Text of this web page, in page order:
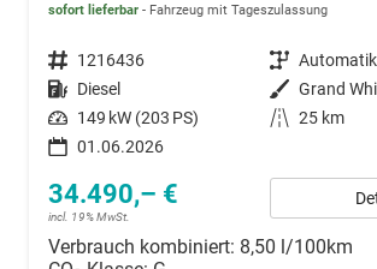
sofort lieferbar Fahrzeug mit Tageszulassung
Fahrzeugnummer 1216436 Getriebe Automatik
Kraftstoff Diesel Außenfarbe Grand
Leistung 149 kW (203 PS) Kilometerstand 25 km
01.06.2026
34.490,– €
incl. 19% MwSt.
Verbrauch kombiniert: 8,50 l/100km